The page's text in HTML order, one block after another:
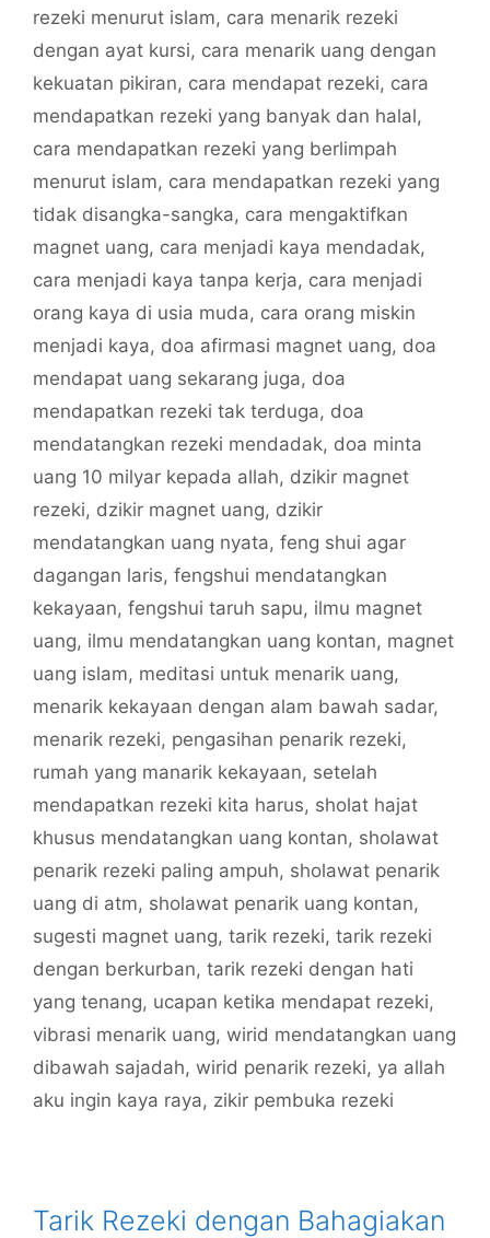
rezeki menurut islam, cara menarik rezeki
dengan ayat kursi, cara menarik uang dengan
kekuatan pikiran, cara mendapat rezeki, cara
mendapatkan rezeki yang banyak dan halal,
cara mendapatkan rezeki yang berlimpah
menurut islam, cara mendapatkan rezeki yang
tidak disangka-sangka, cara mengaktifkan
magnet uang, cara menjadi kaya mendadak,
cara menjadi kaya tanpa kerja, cara menjadi
orang kaya di usia muda, cara orang miskin
menjadi kaya, doa afirmasi magnet uang, doa
mendapat uang sekarang juga, doa
mendapatkan rezeki tak terduga, doa
mendatangkan rezeki mendadak, doa minta
uang 10 milyar kepada allah, dzikir magnet
rezeki, dzikir magnet uang, dzikir
mendatangkan uang nyata, feng shui agar
dagangan laris, fengshui mendatangkan
kekayaan, fengshui taruh sapu, ilmu magnet
uang, ilmu mendatangkan uang kontan, magnet
uang islam, meditasi untuk menarik uang,
menarik kekayaan dengan alam bawah sadar,
menarik rezeki, pengasihan penarik rezeki,
rumah yang manarik kekayaan, setelah
mendapatkan rezeki kita harus, sholat hajat
khusus mendatangkan uang kontan, sholawat
penarik rezeki paling ampuh, sholawat penarik
uang di atm, sholawat penarik uang kontan,
sugesti magnet uang, tarik rezeki, tarik rezeki
dengan berkurban, tarik rezeki dengan hati
yang tenang, ucapan ketika mendapat rezeki,
vibrasi menarik uang, wirid mendatangkan uang
dibawah sajadah, wirid penarik rezeki, ya allah
aku ingin kaya raya, zikir pembuka rezeki
Tarik Rezeki dengan Bahagiakan